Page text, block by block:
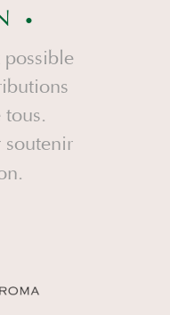
tous.
soutenir